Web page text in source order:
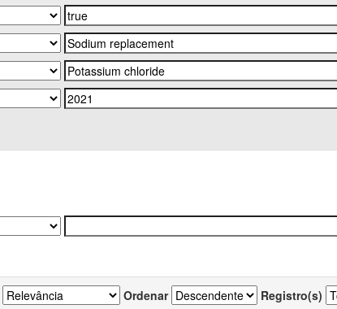
Ordenar Registro(s)